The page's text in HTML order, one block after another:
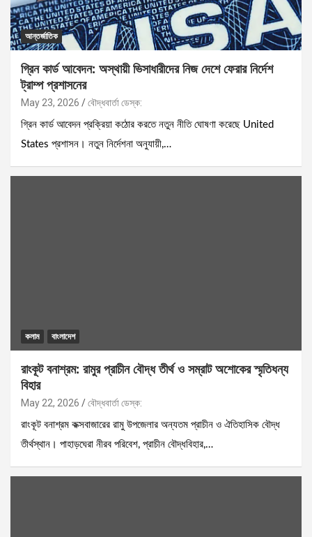
আন্তর্জাতিক
গ্রিন কার্ড আবেদন: অস্থায়ী ভিসাধারীদের নিজ দেশে ফেরার নির্দেশ
ট্রাম্প প্রশাসনের
May 23, 2026 বৌদ্ধবার্তা ডেস্ক:
গ্রিন কার্ড আবেদন প্রক্রিয়া কঠোর করতে নতুন নীতি ঘোষণা করেছে United
States প্রশাসন। নতুন নির্দেশনা অনুযায়ী,…
কলাম বাংলাদেশ
রাংকূট বনাশ্রম: রামুর প্রাচীন বৌদ্ধ তীর্থ ও সম্রাট অশোকের স্মৃতিধন্য
বিহার
May 22, 2026 বৌদ্ধবার্তা ডেস্ক:
রাংকূট বনাশ্রম কক্সবাজারের রামু উপজেলার অন্যতম প্রাচীন ও ঐতিহাসিক বৌদ্ধ
তীর্থস্থান। পাহাড়ঘেরা নীরব পরিবেশ, প্রাচীন বৌদ্ধবিহার,…